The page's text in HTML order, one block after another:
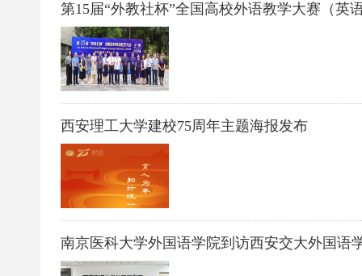
第15届“外教社杯”全国高校外语教学大赛（英
西安理工大学建校75周年主题海报发布
南京医科大学外国语学院到访西安交大外国语